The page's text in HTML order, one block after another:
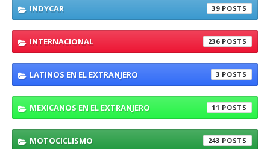
INDYCAR 39
INTERNACIONAL 236
LATINOS EN EL EXTRANJERO 3
MEXICANOS EN EL EXTRANJERO 11
MOTOCICLISMO 243